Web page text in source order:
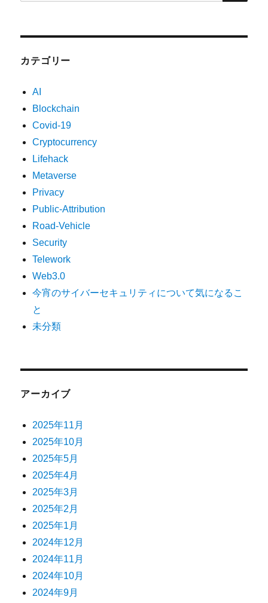
カテゴリー
AI
Blockchain
Covid-19
Cryptocurrency
Lifehack
Metaverse
Privacy
Public-Attribution
Road-Vehicle
Security
Telework
Web3.0
今宵のサイバーセキュリティについて気になるこ
と
未分類
アーカイブ
2025年11月
2025年10月
2025年5月
2025年4月
2025年3月
2025年2月
2025年1月
2024年12月
2024年11月
2024年10月
2024年9月